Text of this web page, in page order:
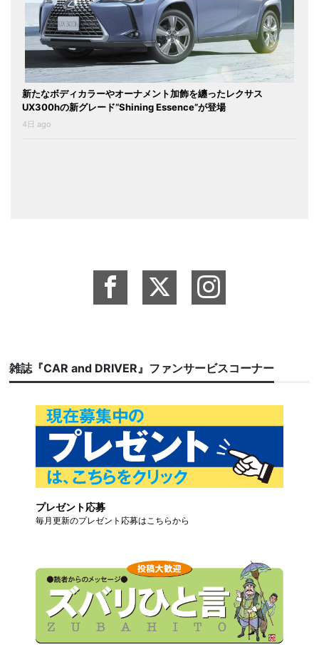
新たなボディカラーやオーナメント加飾を纏ったレクサス
UX300hの新グレード“Shining Essence”が登場
4日 ago
雑誌『CAR and DRIVER』ファンサービスコーナー
プレゼント応募
毎月更新のプレゼント応募はこちらから